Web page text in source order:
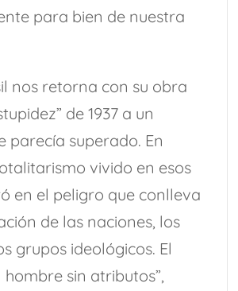
para bien de nuestra
nos retorna con su obra
de 1937 a un
parecía superado. En
vivido en esos
en el peligro que conlleva
de las naciones, los
grupos ideológicos. El
hombre sin atributos”,